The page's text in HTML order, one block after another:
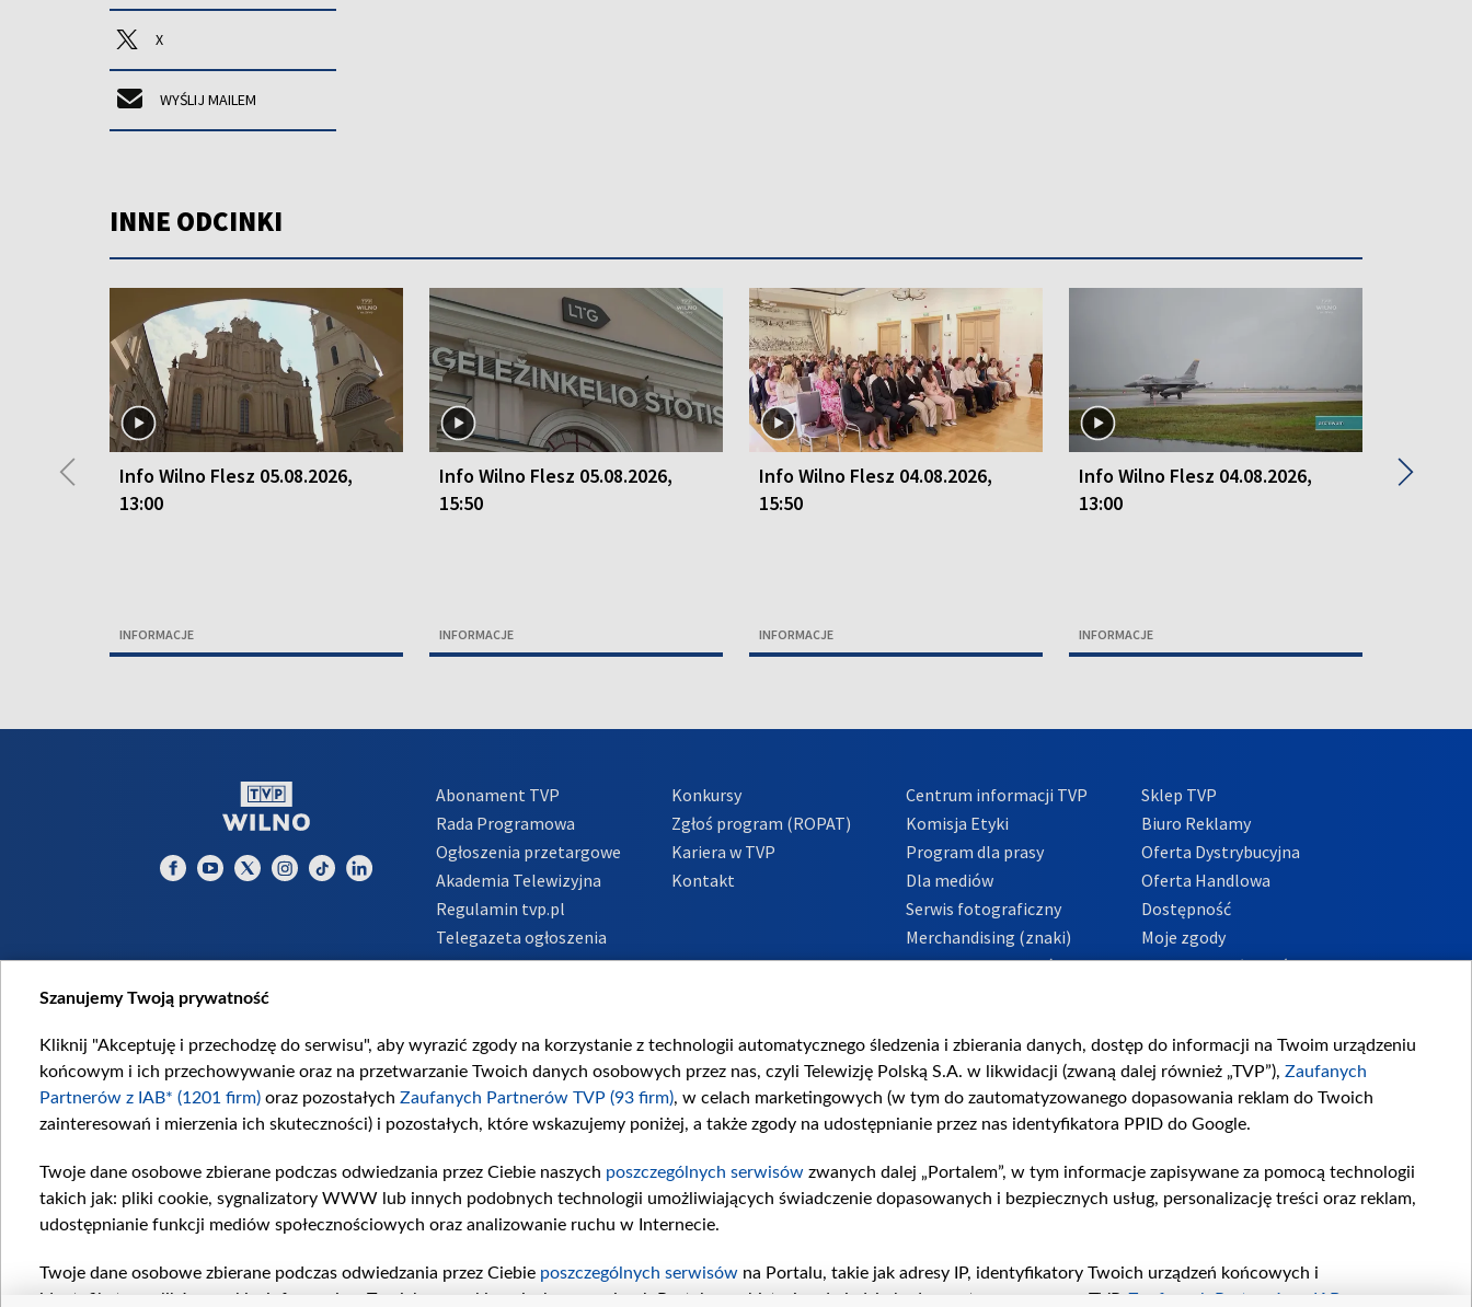
X
WYŚLIJ MAILEM
INNE ODCINKI
Info Wilno Flesz 05.08.2026,
13:00
INFORMACJE
Info Wilno Flesz 05.08.2026,
15:50
INFORMACJE
Info Wilno Flesz 04.08.2026,
15:50
INFORMACJE
Info Wilno Flesz 04.08.2026,
13:00
INFORMACJE
Info
◀ ▶
Abonament TVP
Rada Programowa
Ogłoszenia przetargowe
Akademia Telewizyjna
Regulamin tvp.pl
Telegazeta ogłoszenia
Informacje o nadawcy
Konkursy
Zgłoś program (ROPAT)
Kariera w TVP
Kontakt
Centrum informacji TVP
Komisja Etyki
Program dla prasy
Dla mediów
Serwis fotograficzny
Merchandising (znaki)
Polityka Prywatności
Sklep TVP
Biuro Reklamy
Oferta Dystrybucyjna
Oferta Handlowa
Dostępność
Moje zgody
Procedura zgłoszeń
Szanujemy Twoją prywatność
Kliknij "Akceptuję i przechodzę do serwisu", aby wyrazić zgody na korzystanie z technologii automatycznego śledzenia i zbierania danych, dostęp do informacji na Twoim urządzeniu
końcowym i ich przechowywanie oraz na przetwarzanie Twoich danych osobowych przez nas, czyli Telewizję Polską S.A. w likwidacji (zwaną dalej również „TVP”), Zaufanych
Partnerów z IAB* (1201 firm) oraz pozostałych Zaufanych Partnerów TVP (93 firm), w celach marketingowych (w tym do zautomatyzowanego dopasowania reklam do Twoich
zainteresowań i mierzenia ich skuteczności) i pozostałych, które wskazujemy poniżej, a także zgody na udostępnianie przez nas identyfikatora PPID do Google.
Twoje dane osobowe zbierane podczas odwiedzania przez Ciebie naszych poszczególnych serwisów zwanych dalej „Portalem”, w tym informacje zapisywane za pomocą technologii
takich jak: pliki cookie, sygnalizatory WWW lub innych podobnych technologii umożliwiających świadczenie dopasowanych i bezpiecznych usług, personalizację treści oraz reklam,
udostępnianie funkcji mediów społecznościowych oraz analizowanie ruchu w Internecie.
Twoje dane osobowe zbierane podczas odwiedzania przez Ciebie poszczególnych serwisów na Portalu, takie jak adresy IP, identyfikatory Twoich urządzeń końcowych i
identyfikatory plików cookie, informacje o Twoich wyszukiwaniach w serwisach Portalu czy historia odwiedzin będą przetwarzane przez TVP, Zaufanych Partnerów z IAB